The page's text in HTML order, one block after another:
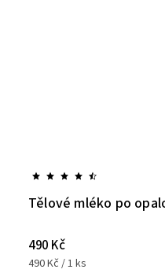
Tělové mléko po
490 Kč
490 Kč / 1 ks